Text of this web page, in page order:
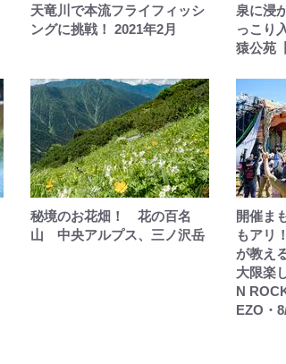
天竜川で本流フライフィッシ
ングに挑戦！ 2021年2月
泉に浸
っこり
猿公苑
秘境のお花畑！ 花の百名
山 中央アルプス、三ノ沢岳
開催ま
もアリ
が教え
大限楽
N
EZO・